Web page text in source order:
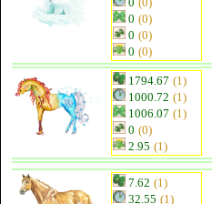
0 (0)
0 (0)
0 (0)
1794.67 (1)
1000.72 (1)
1006.07 (1)
0 (0)
2.95 (1)
7.62 (1)
32.55 (1)